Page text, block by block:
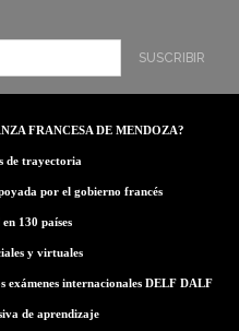
SUSCRIBIR
FRANCESA DE MENDOZA?
de trayectoria
por el gobierno francés
130 países
y virtuales
internacionales DELF DALF
de aprendizaje